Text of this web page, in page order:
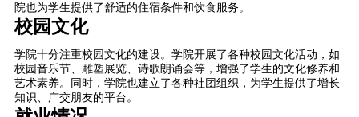
院也为学生提供了舒适的住宿条件和饮食服务。
校园文化
学院十分注重校园文化的建设。学院开展了各种校园文化活动，如
校园音乐节、雕塑展览、诗歌朗诵会等，增强了学生的文化修养和
艺术素养。同时，学院也建立了各种社团组织，为学生提供了增长
知识、广交朋友的平台。